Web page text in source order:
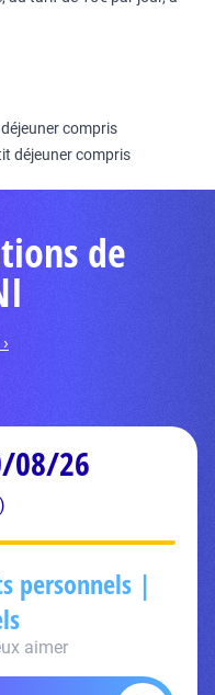
compris
déjeuner compris
de
08/26
personnels |
aimer